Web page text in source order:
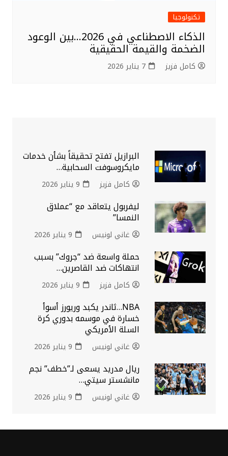
تكنولوجيا
الذكاء الاصطناعي في 2026…بين الوعود
الضخمة والقيمة الحقيقية
كامل فزيز 7 يناير 2026
البرازيل تفتح تحقيقاً بشأن خدمات
مايكروسوفت السحابية…
كامل فزيز 9 يناير 2026
ليفربول يتعاقد مع “عملاق
النمسا”
غاني لونيس 9 يناير 2026
حملة واسعة ضد “جروك” بسبب
انتهاكات ضد القاصرين…
كامل فزيز 9 يناير 2026
NBA…ثاندر يكبد وريورز أسوأ
خسارة في موسمه بدوري كرة
السلة الأمريكي
غاني لونيس 9 يناير 2026
ريال مدريد يسعى لـ”خطف” نجم
مانشستر سيتي…
غاني لونيس 9 يناير 2026